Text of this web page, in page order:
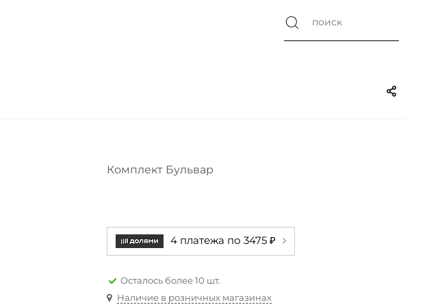
Комплект Бульвар
4 платежа по 3475 ₽
Осталось более 10 шт.
Наличие в розничных магазинах